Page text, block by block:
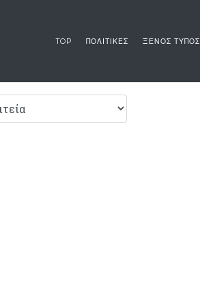
TOP ΠΟΛΙΤΙΚΕΣ ΞΕΝΟΣ ΤΥΠΟΣ